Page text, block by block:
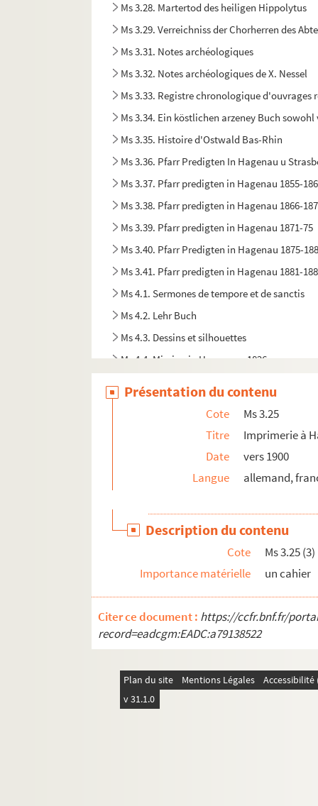
Ms 3.28. Martertod des heiligen Hippolytus
Ms 3.29. Verreichniss der Chorherren des
Ms 3.31. Notes archéologiques
Ms 3.32. Notes archéologiques de X. Nessel
Ms 3.33. Registre chronologique d'ouvrages
Ms 3.34. Ein köstlichen arzeney Buch
Ms 3.35. Histoire d'Ostwald Bas-Rhin
Ms 3.36. Pfarr Predigten In Hagenau u
Ms 3.37. Pfarr predigten in Hagenau 1855-
Ms 3.38. Pfarr predigten in Hagenau 1866-
Ms 3.39. Pfarr predigten in Hagenau 1871-75
Ms 3.40. Pfarr Predigten in Hagenau 1875-
Ms 3.41. Pfarr predigten in Hagenau 1881-
Ms 4.1. Sermones de tempore et de sanctis
Ms 4.2. Lehr Buch
Ms 4.3. Dessins et silhouettes
Ms 4.4. Mission in Haguenau 1826
Ms 4.8 (3). Lettre
Ms 4.8 (4). Lettre
Ms 4.8 (5). Deux lettres et "Un prêtre alsacien
Ms 4.9a. Notes sur le "Jus primae noctis"
Ms 4.9b. Notes sur le "Jus primae noctis"
Ms 4.10. Notes sur le "Jus primae noctis"
Ms 4.12. Elsässische Volkslieder
Ms 4.13. Koch-Rezeptbuch
Ms 4.14. Zeitungen von Leon Hüffel
Ms 4.15. Cahier de Doléances der
Ms 4.16. Cahiers de chasse
Présentation du contenu
Cote
Ms 3.25
Titre
Imprimerie à
Date
vers 1900
Langue
allemand,
Description du contenu
Cote
Ms 3.25 (3)
Importance matérielle
un cahier
Citer ce document : https://ccfr.bnf.fr/
record=eadcgm:EADC:a79138522
Plan du site Mentions Légales
v 31.1.0